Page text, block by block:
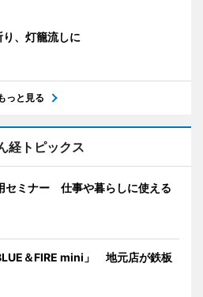
、灯籠流しに
っと見る
経トピックス
セミナー 仕事や暮らしに使える
＆FIRE mini」 地元店が鉄板